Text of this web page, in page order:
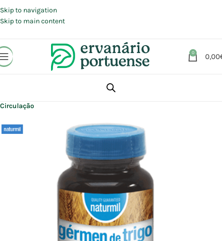
Skip to navigation
Skip to main content
0 0,00
Suplementos alimentares
Circulação